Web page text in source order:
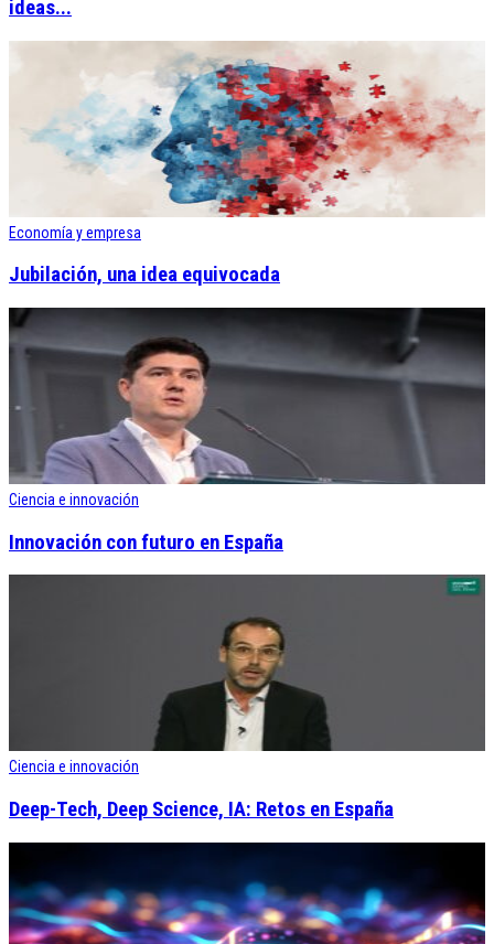
ideas...
Economía y empresa
Jubilación, una idea equivocada
Ciencia e innovación
Innovación con futuro en España
Ciencia e innovación
Deep-Tech, Deep Science, IA: Retos en España